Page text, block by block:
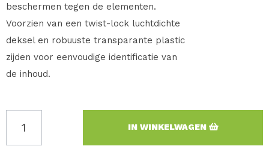
beschermen tegen de elementen.
Voorzien van een twist-lock luchtdichte
deksel en robuuste transparante plastic
zijden voor eenvoudige identificatie van
de inhoud.
IN WINKELWAGEN